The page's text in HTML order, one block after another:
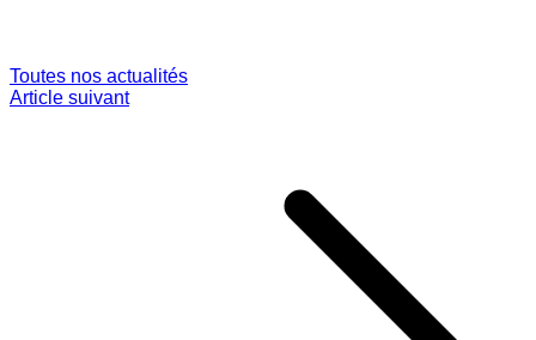
Toutes nos actualités
Article suivant